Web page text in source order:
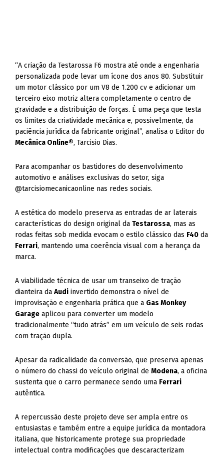
“A criação da Testarossa F6 mostra até onde a engenharia
personalizada pode levar um ícone dos anos 80. Substituir
um motor clássico por um V8 de 1.200 cv e adicionar um
terceiro eixo motriz altera completamente o centro de
gravidade e a distribuição de forças. É uma peça que testa
os limites da criatividade mecânica e, possivelmente, da
paciência jurídica da fabricante original”, analisa o Editor do
Mecânica Online®, Tarcisio Dias.
Para acompanhar os bastidores do desenvolvimento
automotivo e análises exclusivas do setor, siga
@tarcisiomecanicaonline nas redes sociais.
A estética do modelo preserva as entradas de ar laterais
características do design original daTestarossa, mas as
rodas feitas sob medida evocam o estilo clássico das F40 da
Ferrari, mantendo uma coerência visual com a herança da
marca.
A viabilidade técnica de usar um transeixo de tração
dianteira daAudi invertido demonstra o nível de
improvisação e engenharia prática que a Gas Monkey
Garage aplicou para converter um modelo
tradicionalmente “tudo atrás” em um veículo de seis rodas
com tração dupla.
Apesar da radicalidade da conversão, que preserva apenas
o número do chassi do veículo original deModena, a oficina
sustenta que o carro permanece sendo uma Ferrari
autêntica.
A repercussão deste projeto deve ser ampla entre os
entusiastas e também entre a equipe jurídica da montadora
italiana, que historicamente protege sua propriedade
intelectual contra modificações que descaracterizam